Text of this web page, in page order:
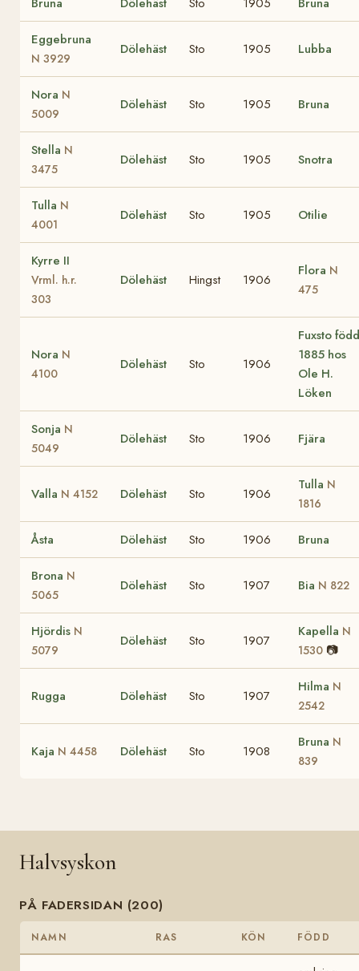
Eggebruna
N 3929
Dölehäst Sto 1905 Lubba
Nora N
5009
Dölehäst Sto 1905 Bruna
Stella N
3475
Dölehäst Sto 1905 Snotra
Tulla N
4001
Dölehäst Sto 1905 Otilie
Kyrre II
Vrml. h.r.
303
Dölehäst Hingst 1906
Flora N
475
Nora N
4100
Dölehäst Sto 1906
Fuxsto född
1885 hos
Ole H.
Löken
Sonja N
5049
Dölehäst Sto 1906 Fjära
Valla N 4152 Dölehäst Sto 1906
Tulla N
1816
Åsta Dölehäst Sto 1906 Bruna
Brona N
5065
Dölehäst Sto 1907 Bia N 822
Hjördis N
5079
Dölehäst Sto 1907
Kapella N
1530 📷
Rugga Dölehäst Sto 1907
Hilma N
2542
Kaja N 4458 Dölehäst Sto 1908
Bruna N
839
Halvsyskon
PÅ FADERSIDAN (200)
NAMN RAS KÖN FÖDD